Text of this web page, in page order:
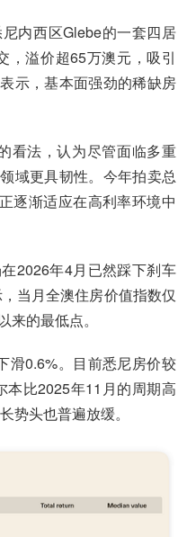
内西区Glebe的一套四居
，溢价超65万澳元，吸引
示，基本面强劲的稀缺房
看法，认为尽管面临多重
域更具韧性。今年拍卖总
逐渐适应在高利率环境中
2026年4月已然踩下刹车
当月全澳住房价值指数仅
的最低点。
滑0.6%。目前悉尼房价较
本比2025年11月的周期高
势头也普遍放缓。